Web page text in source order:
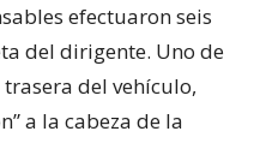
efectuaron seis
del dirigente. Uno de
del vehículo,
a la cabeza de la